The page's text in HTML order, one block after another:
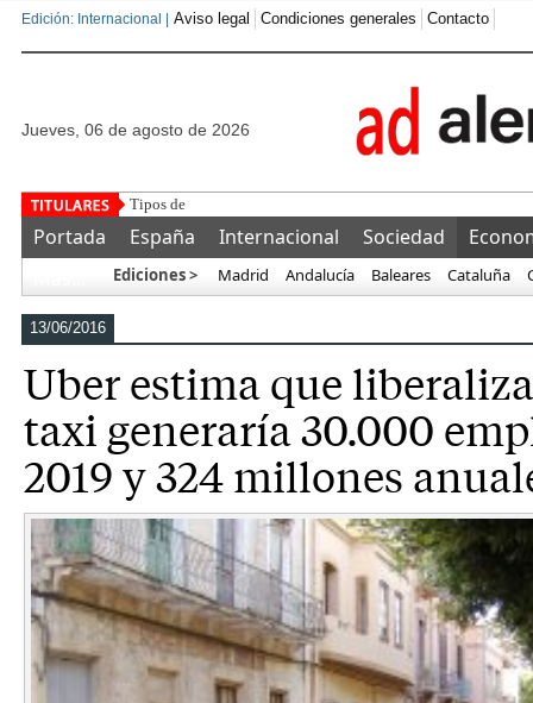
Edición: Internacional | Aviso legal Condiciones generales Contacto
jueves, 06 de agosto de 2026
Tipos de VPS: cómo elegir el servidor virtual a
Portada España Internacional Sociedad
Ediciones > Madrid Andalucía Baleares Cataluña
13/06/2016
Uber estima que
taxi generaría 30.000
2019 y 324 millones